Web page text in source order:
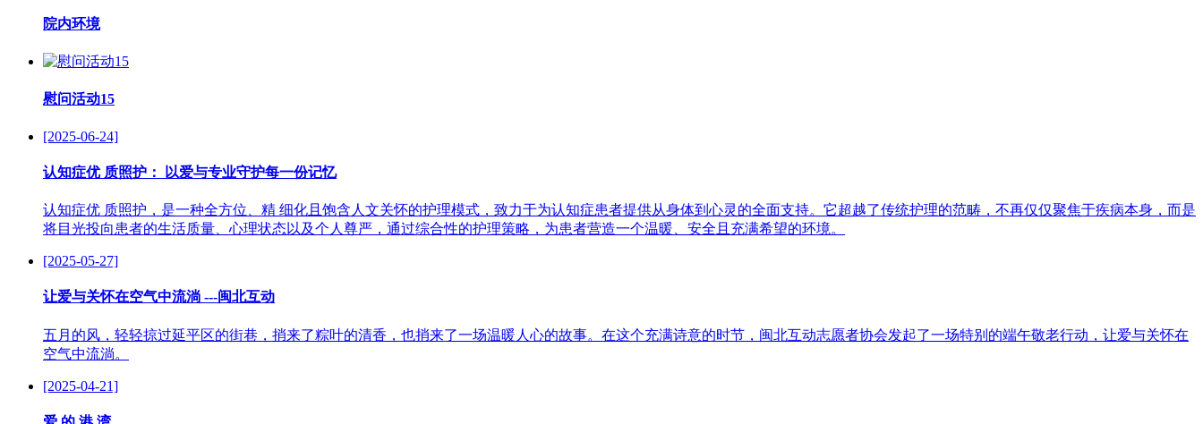
院内环境
慰问活动15
[2025-06-24]
认知症优 质照护： 以爱与专业守护每一份记忆
认知症优 质照护，是一种全方位、精 细化且饱含人文关怀的护理模式，致力于为认知症患者提供从身体到心灵的全面支持。它超越了传统护理的范畴，不再仅仅聚焦于疾病本身，而是
将目光投向患者的生活质量、心理状态以及个人尊严，通过综合性的护理策略，为患者营造一个温暖、安全且充满希望的环境。
[2025-05-27]
让爱与关怀在空气中流淌 ---闽北互动
五月的风，轻轻掠过延平区的街巷，捎来了粽叶的清香，也捎来了一场温暖人心的故事。在这个充满诗意的时节，闽北互动志愿者协会发起了一场特别的端午敬老行动，让爱与关怀在
空气中流淌。
[2025-04-21]